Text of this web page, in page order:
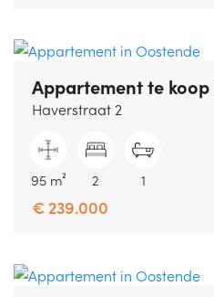
Appartement te koop
Haverstraat 2
95 m² 2 1
€ 239.000